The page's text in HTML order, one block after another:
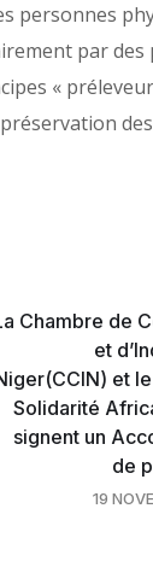
personnes
par des
«
Chambre de
et
et
Solidarité
signent un
de
19